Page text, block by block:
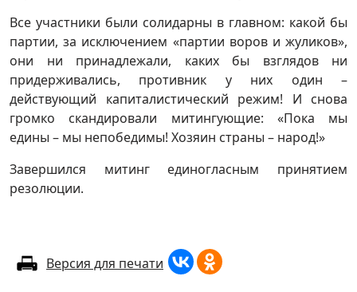
Все участники были солидарны в главном: какой бы
партии, за исключением «партии воров и жуликов»,
они ни принадлежали, каких бы взглядов ни
придерживались, противник у них один –
действующий капиталистический режим! И снова
громко скандировали митингующие: «Пока мы
едины – мы непобедимы! Хозяин страны – народ!»
Завершился митинг единогласным принятием
резолюции.
Версия для печати